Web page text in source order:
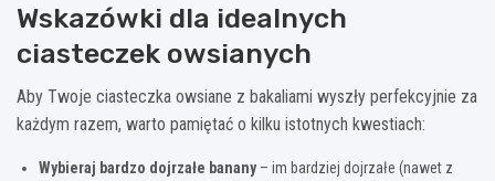
Wskazówki dla idealnych
ciasteczek owsianych
Aby Twoje ciasteczka owsiane z bakaliami wyszły perfekcyjnie za
każdym razem, warto pamiętać o kilku istotnych kwestiach:
Wybieraj bardzo dojrzałe banany– im bardziej dojrzałe (nawet z